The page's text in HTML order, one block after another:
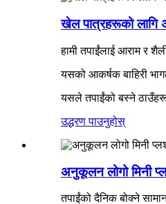
खेल पात्रहरूको
हामी तपाईंलाई आराम र
यसको आकर्षक बाहिरी
यसले तपाईंको बस्ने
उद्धरण पाउनुहोस्
अनुकूलन लोगो मिनी
तपाईंको दैनिक बोक्ने